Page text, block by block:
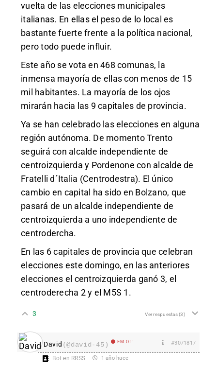
vuelta de las elecciones municipales
italianas. En ellas el peso de lo local es
bastante fuerte frente a la política nacional,
pero todo puede influir.
Este año se vota en 468 comunas, la
inmensa mayoría de ellas con menos de 15
mil habitantes. La mayoría de los ojos
mirarán hacia las 9 capitales de provincia.
Ya se han celebrado las elecciones en alguna
región autónoma. De momento Trento
seguirá con alcalde independiente de
centroizquierda y Pordenone con alcalde de
Fratelli d´Italia (Centrodestra). El único
cambio en capital ha sido en Bolzano, que
pasará de un alcalde independiente de
centroizquierda a uno independiente de
centrodercha.
En las 6 capitales de provincia que celebran
elecciones este domingo, en las anteriores
elecciones el centroizquierda ganó 3, el
centroderecha 2 y el M5S 1.
3 Ver respuestas(3)
David (@david-45) EM Off #3071817
Bot en RRSS 1 año hace